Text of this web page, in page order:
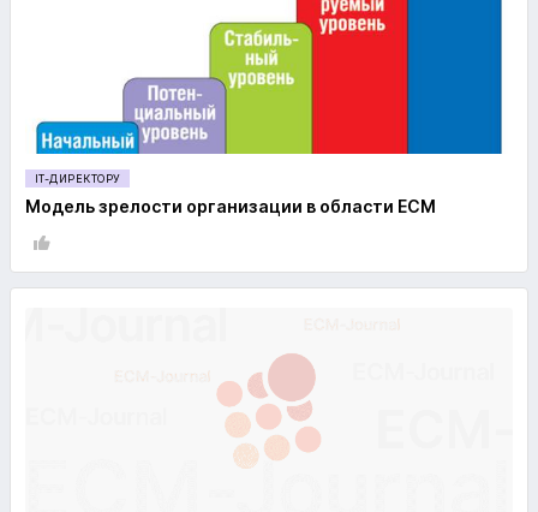
IT-ДИРЕКТОРУ
Модель зрелости организации в области ECM